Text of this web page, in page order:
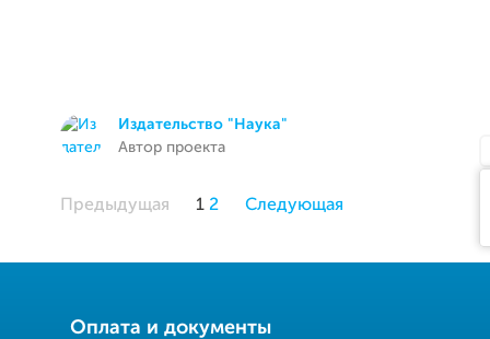
Издательство "Наука"
Автор проекта
Предыдущая 1 2 Следующая
Оплата и документы